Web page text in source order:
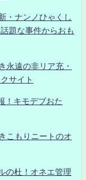
・ナンノひゃくし
題な事件からおも
永遠の非リア充・
サイト
！キモデブおた
こもりニートのオ
の杜！オネエ管理